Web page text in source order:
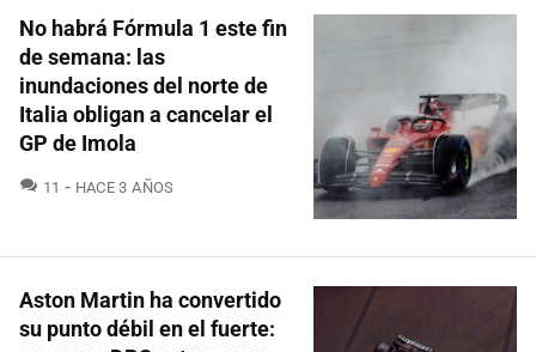
No habrá Fórmula 1 este fin
de semana: las
inundaciones del norte de
Italia obligan a cancelar el
GP de Imola
11 COMENTARIOS
HACE 3 AÑOS
Aston Martin ha convertido
su punto débil en el fuerte: